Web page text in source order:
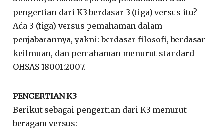
pengertian dari K3 berdasar 3 (tiga) versus itu?
Ada 3 (tiga) versus pemahaman dalam
penjabarannya, yakni: berdasar filosofi, berdasar
keilmuan, dan pemahaman menurut standard
OHSAS 18001:2007.
PENGERTIAN K3
Berikut sebagai pengertian dari K3 menurut
beragam versus: